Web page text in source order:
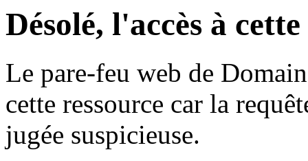
Désolé, l'accès à
Le pare-feu web de
cette ressource car la
jugée suspicieuse.